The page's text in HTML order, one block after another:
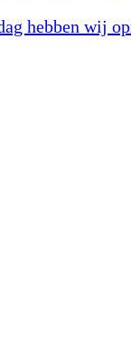
hebben wij